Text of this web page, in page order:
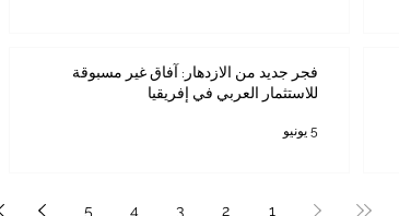
فجر جديد من الازدهار: آفاق غير مسبوقة
للاستثمار العربي في إفريقيا
5 يونيو
1
2
3
4
5